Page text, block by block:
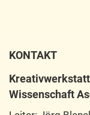
KONTAKT
Wissenschaft